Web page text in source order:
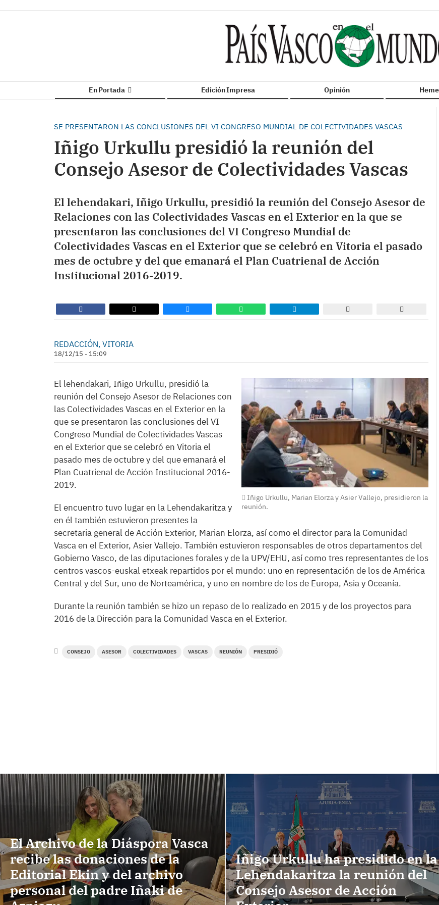
En Portada Edición Impresa Opinión
SE PRESENTARON LAS CONCLUSIONES DEL VI CONGRESO MUNDIAL DE COLECTIVIDADES VASCAS
Iñigo Urkullu presidió la reunión del
Consejo Asesor de Colectividades Vascas
El lehendakari, Iñigo Urkullu, presidió la reunión del Consejo Asesor de
Relaciones con las Colectividades Vascas en el Exterior en la que se
presentaron las conclusiones del VI Congreso Mundial de
Colectividades Vascas en el Exterior que se celebró en Vitoria el pasado
mes de octubre y del que emanará el Plan Cuatrienal de Acción
Institucional 2016-2019.
REDACCIÓN, VITORIA
18/12/15 - 15:09
Iñigo Urkullu, Marian Elorza y Asier Vallejo, presidieron la
reunión.
El lehendakari, Iñigo Urkullu, presidió la
reunión del Consejo Asesor de Relaciones con
las Colectividades Vascas en el Exterior en la
que se presentaron las conclusiones del VI
Congreso Mundial de Colectividades Vascas
en el Exterior que se celebró en Vitoria el
pasado mes de octubre y del que emanará el
Plan Cuatrienal de Acción Institucional 2016-
2019.
El encuentro tuvo lugar en la Lehendakaritza y
en él también estuvieron presentes la
secretaria general de Acción Exterior, Marian Elorza, así como el director para la Comunidad
Vasca en el Exterior, Asier Vallejo. También estuvieron responsables de otros departamentos del
Gobierno Vasco, de las diputaciones forales y de la UPV/EHU, así como tres representantes de los
centros vascos-euskal etxeak repartidos por el mundo: uno en representación de los de América
Central y del Sur, uno de Norteamérica, y uno en nombre de los de Europa, Asia y Oceanía.
Durante la reunión también se hizo un repaso de lo realizado en 2015 y de los proyectos para
2016 de la Dirección para la Comunidad Vasca en el Exterior.
CONSEJO ASESOR COLECTIVIDADES VASCAS REUNIÓN PRESIDIÓ
El Archivo de la Diáspora Vasca
recibe las donaciones de la
Editorial Ekin y del archivo
personal del padre Iñaki de
Iñigo Urkullu ha presidido en la
Lehendakaritza la reunión del
Consejo Asesor de Acción